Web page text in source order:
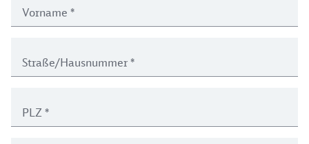
Vorname *
Straße/Hausnummer *
PLZ *